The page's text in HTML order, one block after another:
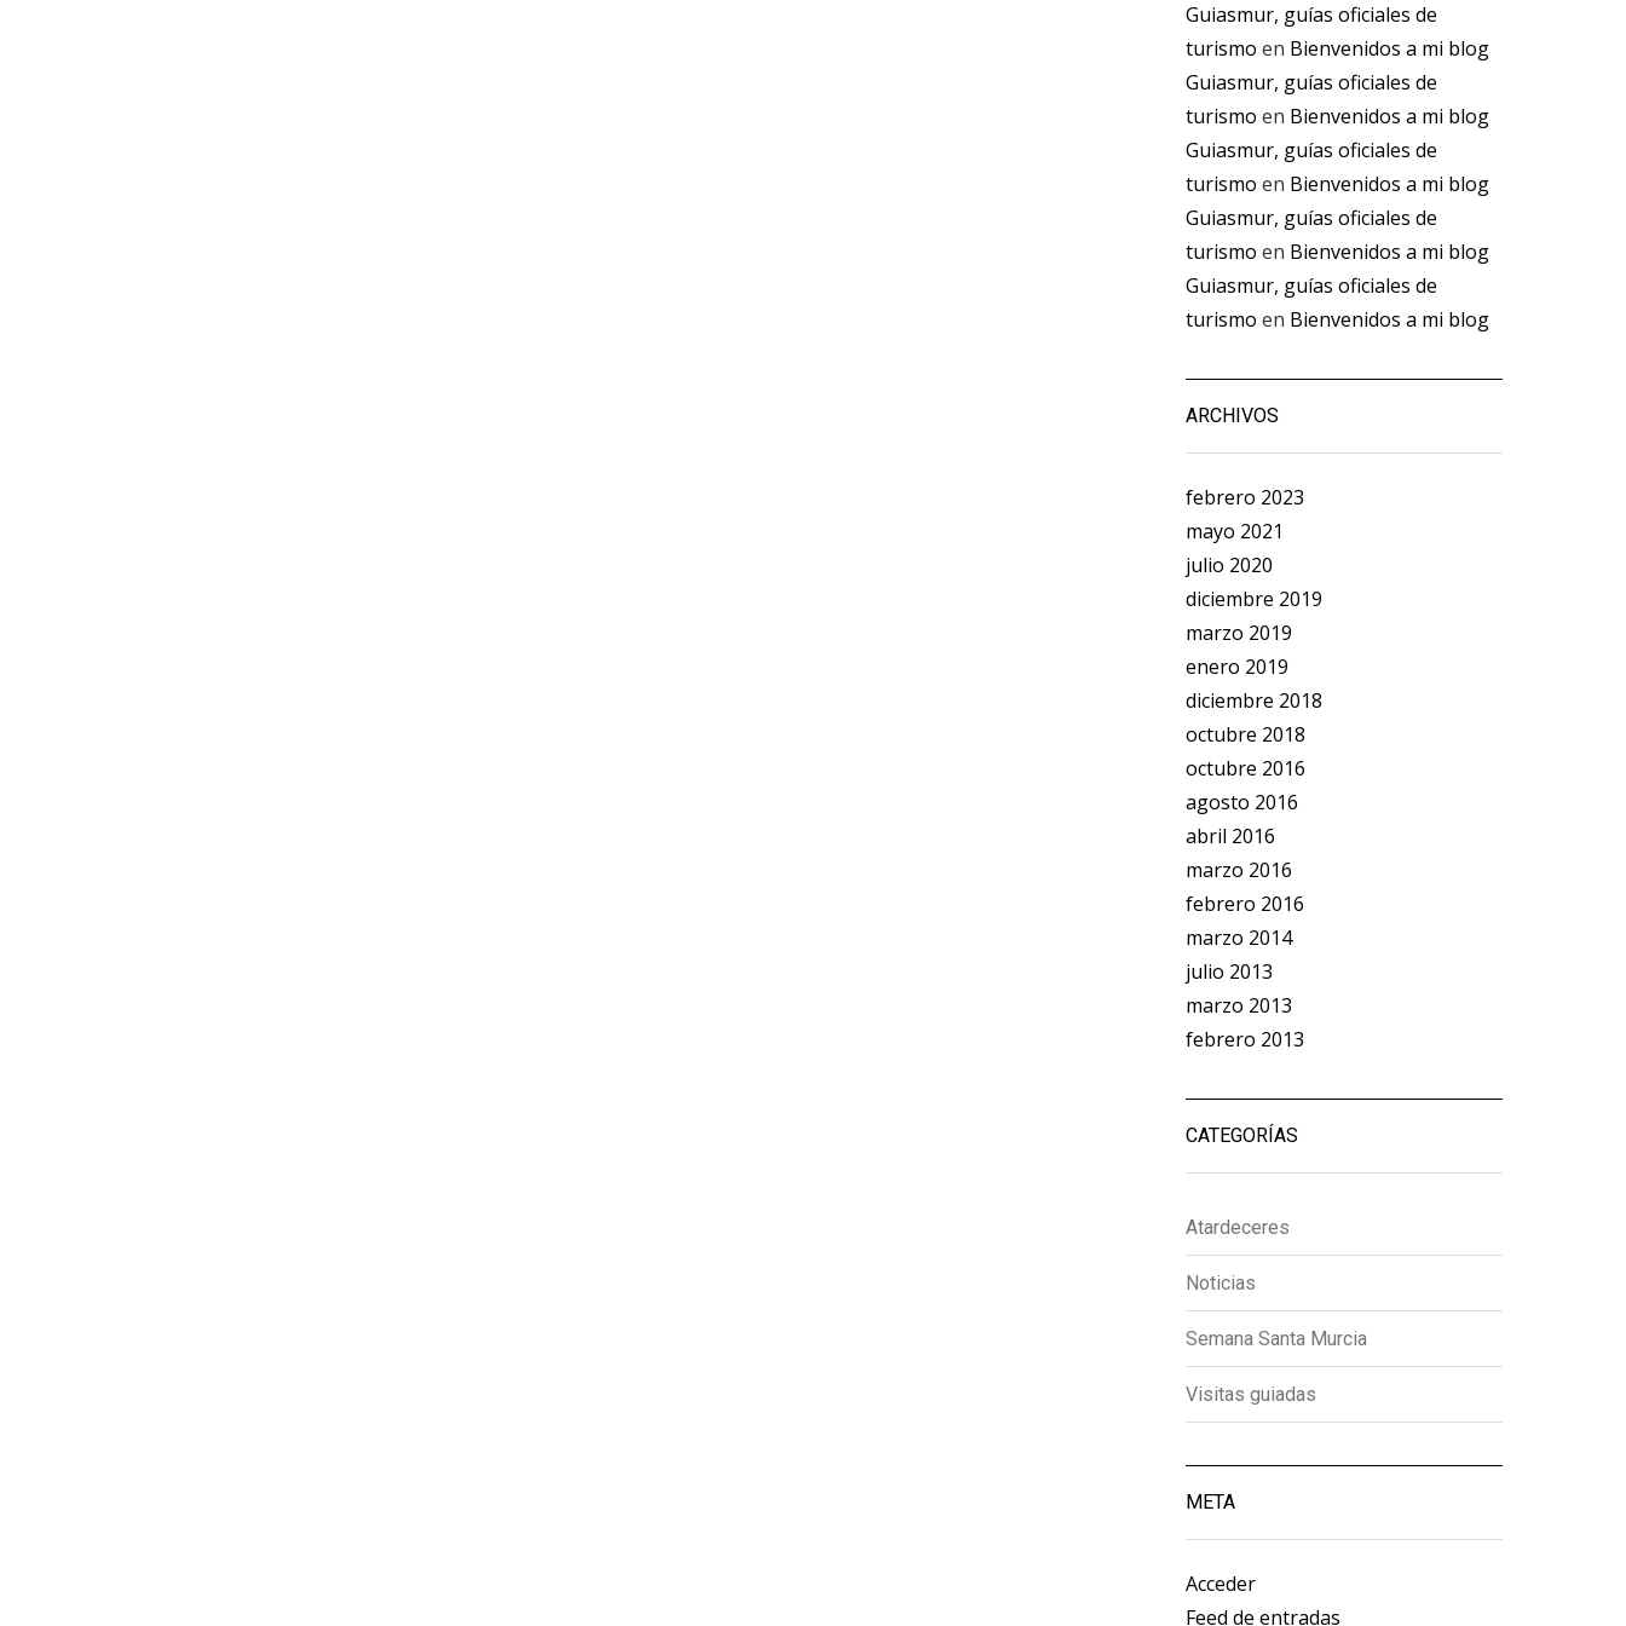
Guiasmur, guías oficiales de
turismo en Bienvenidos a mi blog
Guiasmur, guías oficiales de
turismo en Bienvenidos a mi blog
Guiasmur, guías oficiales de
turismo en Bienvenidos a mi blog
Guiasmur, guías oficiales de
turismo en Bienvenidos a mi blog
Guiasmur, guías oficiales de
turismo en Bienvenidos a mi blog
ARCHIVOS
febrero 2023
mayo 2021
julio 2020
diciembre 2019
marzo 2019
enero 2019
diciembre 2018
octubre 2018
octubre 2016
agosto 2016
abril 2016
marzo 2016
febrero 2016
marzo 2014
julio 2013
marzo 2013
febrero 2013
CATEGORÍAS
Atardeceres
Noticias
Semana Santa Murcia
Visitas guiadas
META
Acceder
Feed de entradas